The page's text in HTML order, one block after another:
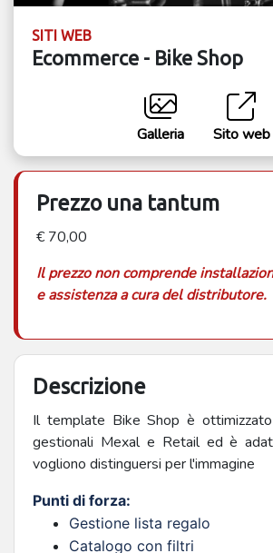
SITI WEB
Ecommerce - Bike Shop
Galleria Sito web
Prezzo una tantum
€ 70,00
Il prezzo non comprende
e assistenza a cura del distributore.
Descrizione
Il template Bike Shop è
gestionali Mexal e Retail ed è
vogliono distinguersi per l'immagine
Punti di forza:
Gestione lista regalo
Catalogo con filtri